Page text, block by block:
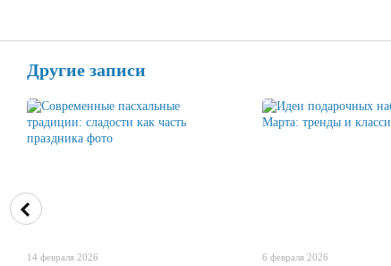
Другие записи
14 февраля 2026 6 февраля 2026